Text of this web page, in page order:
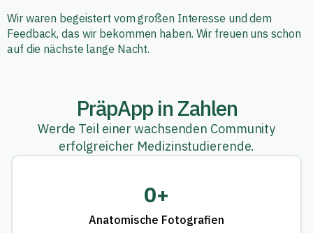
Wir waren begeistert vom großen Interesse und dem
Feedback, das wir bekommen haben. Wir freuen uns schon
auf die nächste lange Nacht.
PräpApp in Zahlen
Werde Teil einer wachsenden Community
erfolgreicher Medizinstudierende.
0+
Anatomische Fotografien